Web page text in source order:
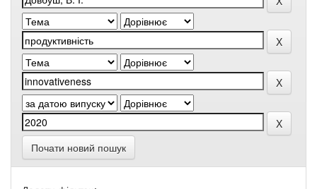
Почати новий пошук